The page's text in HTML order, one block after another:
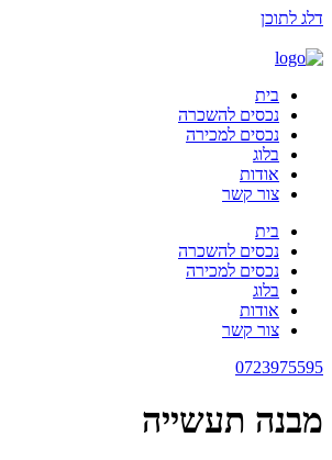
דלג לתוכן
בית
נכסים להשכרה
נכסים למכירה
בלוג
אודות
צור קשר
בית
נכסים להשכרה
נכסים למכירה
בלוג
אודות
צור קשר
0723975595
מבנה תעשייה